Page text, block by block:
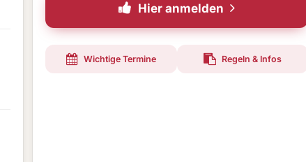
Hier anmelden
Wichtige Termine Regeln & Infos